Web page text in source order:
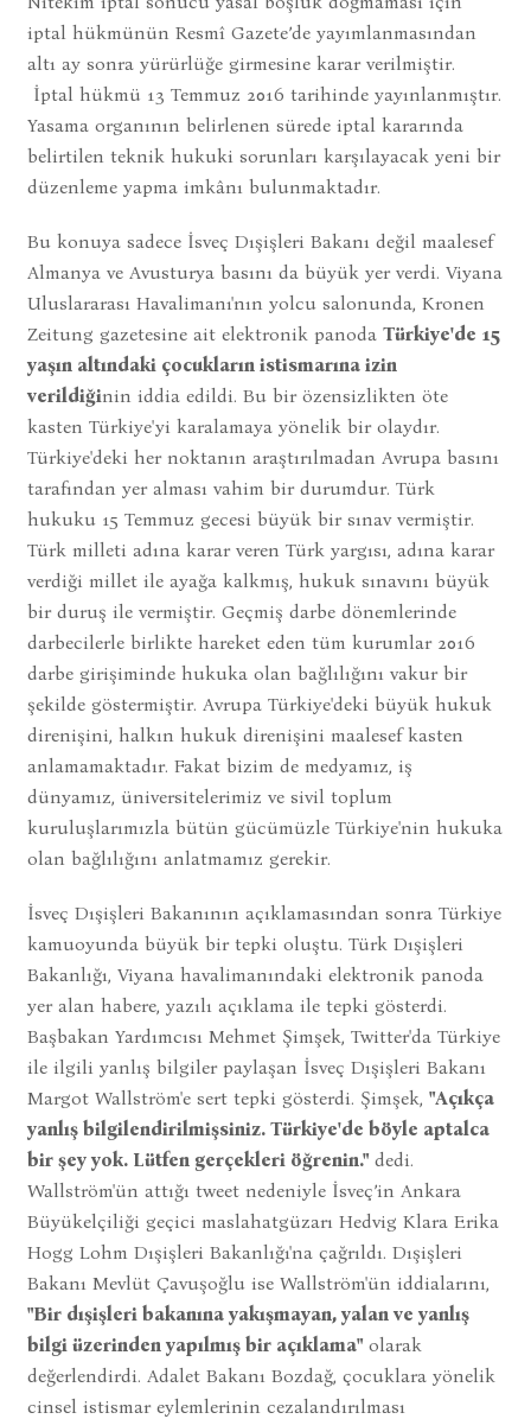
iptal hükmünün Resmî Gazete’de yayımlanmasından
altı ay sonra yürürlüğe girmesine karar verilmiştir.
İptal hükmü 13 Temmuz 2016 tarihinde yayınlanmıştır.
Yasama organının belirlenen sürede iptal kararında
belirtilen teknik hukuki sorunları karşılayacak yeni bir
düzenleme yapma imkânı bulunmaktadır.
Bu konuya sadece İsveç Dışişleri Bakanı değil maalesef
Almanya ve Avusturya basını da büyük yer verdi. Viyana
Uluslararası Havalimanı'nın yolcu salonunda, Kronen
Zeitung gazetesine ait elektronik panoda Türkiye'de 15
yaşın altındaki çocukların istismarına izin
verildiğinin iddia edildi. Bu bir özensizlikten öte
kasten Türkiye'yi karalamaya yönelik bir olaydır.
Türkiye'deki her noktanın araştırılmadan Avrupa basını
tarafından yer alması vahim bir durumdur. Türk
hukuku 15 Temmuz gecesi büyük bir sınav vermiştir.
Türk milleti adına karar veren Türk yargısı, adına karar
verdiği millet ile ayağa kalkmış, hukuk sınavını büyük
bir duruş ile vermiştir. Geçmiş darbe dönemlerinde
darbecilerle birlikte hareket eden tüm kurumlar 2016
darbe girişiminde hukuka olan bağlılığını vakur bir
şekilde göstermiştir. Avrupa Türkiye'deki büyük hukuk
direnişini, halkın hukuk direnişini maalesef kasten
anlamamaktadır. Fakat bizim de medyamız, iş
dünyamız, üniversitelerimiz ve sivil toplum
kuruluşlarımızla bütün gücümüzle Türkiye'nin hukuka
olan bağlılığını anlatmamız gerekir.
İsveç Dışişleri Bakanının açıklamasından sonra Türkiye
kamuoyunda büyük bir tepki oluştu. Türk Dışişleri
Bakanlığı, Viyana havalimanındaki elektronik panoda
yer alan habere, yazılı açıklama ile tepki gösterdi.
Başbakan Yardımcısı Mehmet Şimşek, Twitter'da Türkiye
ile ilgili yanlış bilgiler paylaşan İsveç Dışişleri Bakanı
Margot Wallström'e sert tepki gösterdi. Şimşek, "Açıkça
yanlış bilgilendirilmişsiniz. Türkiye'de böyle aptalca
bir şey yok. Lütfen gerçekleri öğrenin."dedi.
Wallström'ün attığı tweet nedeniyle İsveç’in Ankara
Büyükelçiliği geçici maslahatgüzarı Hedvig Klara Erika
Hogg Lohm Dışişleri Bakanlığı'na çağrıldı. Dışişleri
Bakanı Mevlüt Çavuşoğlu ise Wallström'ün iddialarını,
"Bir dışişleri bakanına yakışmayan, yalan ve yanlış
bilgi üzerinden yapılmış bir açıklama"olarak
değerlendirdi. Adalet Bakanı Bozdağ, çocuklara yönelik
cinsel istismar eylemlerinin cezalandırılması